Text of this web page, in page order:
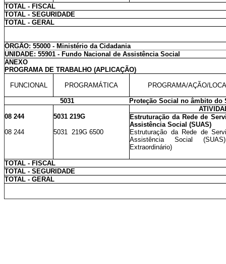
TOTAL - FISCAL
TOTAL - SEGURIDADE
TOTAL - GERAL
ÓRGÃO: 55000 - Ministério da Cidadania
UNIDADE: 55901 - Fundo Nacional de Assistência Social
ANEXO
PROGRAMA DE TRABALHO (APLICAÇÃO)
FUNCIONAL PROGRAMÁTICA PROGRAMA/AÇÃO/
5031
Proteção Social no âmbito do
08 244
5031 219G
Estruturação da Rede de
Assistência Social (SUAS)
08 244
5031 219G 6500
Estruturação da Rede de
Assistência Social
Extraordinário)
TOTAL - FISCAL
TOTAL - SEGURIDADE
TOTAL - GERAL